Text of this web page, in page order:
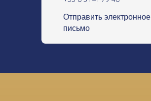
Отправить электронное
письмо